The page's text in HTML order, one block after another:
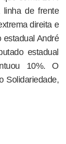
linha de frente
direita e
estadual André
estadual
10%. O
Solidariedade,